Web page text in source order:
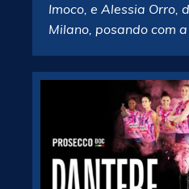
Imoco, e Alessia Orro,
Milano, posando com